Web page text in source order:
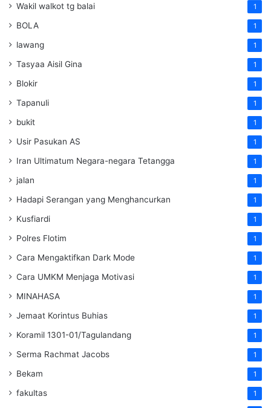
Wakil walkot tg balai 1
BOLA 1
lawang 1
Tasyaa Aisil Gina 1
Blokir 1
Tapanuli 1
bukit 1
Usir Pasukan AS 1
Iran Ultimatum Negara-negara Tetangga 1
jalan 1
Hadapi Serangan yang Menghancurkan 1
Kusfiardi 1
Polres Flotim 1
Cara Mengaktifkan Dark Mode 1
Cara UMKM Menjaga Motivasi 1
MINAHASA 1
Jemaat Korintus Buhias 1
Koramil 1301-01/Tagulandang 1
Serma Rachmat Jacobs 1
Bekam 1
fakultas 1